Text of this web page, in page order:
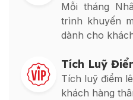
Mỗi tháng
trình khuyến
dành cho
Tích Luỹ
Tích luỹ điểm
khách hàng